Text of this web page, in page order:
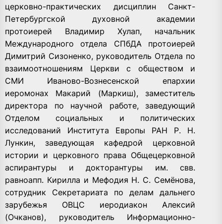
церковно-практических дисциплин Санкт-
Петербургской духовной академии
протоиерей Владимир Хулап, начальник
Международного отдела СПбДА протоиерей
Димитрий Сизоненко, руководитель Отдела по
взаимоотношениям Церкви с обществом и
СМИ Иваново-Вознесенской епархии
иеромонах Макарий (Маркиш), заместитель
директора по научной работе, заведующий
Отделом социальных и политических
исследований Института Европы РАН Р. Н.
Лункин, заведующая кафедрой церковной
истории и церковного права Общецерковной
аспирантуры и докторантуры им. свв.
равноапп. Кирилла и Мефодия Н. С. Семёнова,
сотрудник Секретариата по делам дальнего
зарубежья ОВЦС иеродиакон Алексий
(Очканов), руководитель Информационно-